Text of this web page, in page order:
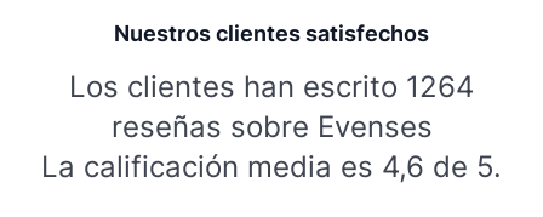
Nuestros clientes satisfechos
Los clientes han escrito 1264
reseñas sobre Evenses
La calificación media es 4,6 de 5.